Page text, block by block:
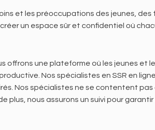
et les préoccupations des jeunes,
un espace sûr et confidentiel où
offrons une plateforme où les jeunes
Nos spécialistes en SSR en
Nos spécialistes ne se contentent
nous assurons un suivi pour